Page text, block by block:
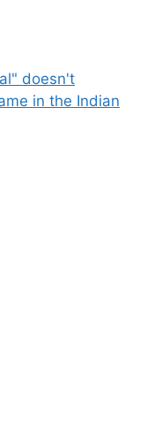
doesn't
in the Indian